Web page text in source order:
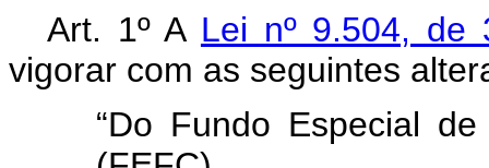
Art. 1º A Lei nº 9.504,
vigorar com as seguintes
“Do Fundo Especial